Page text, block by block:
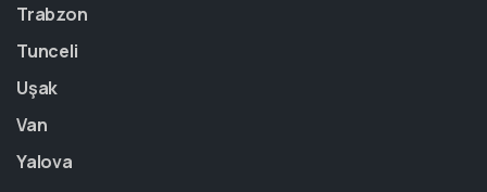
Trabzon
Tunceli
Uşak
Van
Yalova